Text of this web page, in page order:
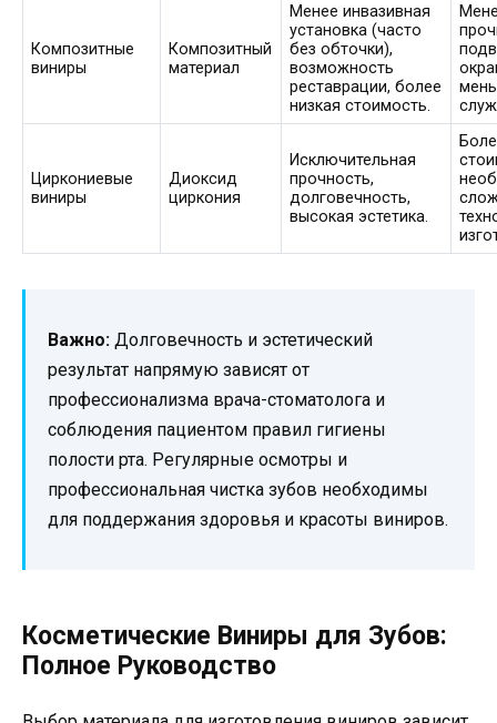
Композитные
виниры
Композитный
материал
Менее инвазивная
установка (часто
без обточки),
возможность
реставрации, более
низкая стоимость.
Циркониевые
виниры
Диоксид
циркония
Исключительная
прочность,
долговечность,
высокая эстетика.
Важно: Долговечность и эстетический
результат напрямую зависят от
профессионализма врача-стоматолога и
соблюдения пациентом правил гигиены
полости рта. Регулярные осмотры и
профессиональная чистка зубов необходимы
для поддержания здоровья и красоты виниров.
Косметические Виниры для Зубов:
Полное Руководство